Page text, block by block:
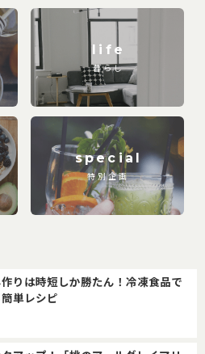
life
暮らし
special
特別企画
りは時短しか勝たん！冷凍食品で
単レシピ